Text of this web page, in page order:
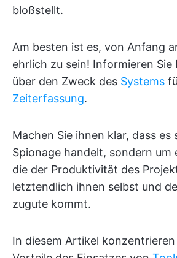
bloßstellt.
Am besten ist es, von Anfang
ehrlich zu sein! Informieren
über den Zweck des Systems
Zeiterfassung.
Machen Sie ihnen klar, dass es
Spionage handelt, sondern um
die der Produktivität des
letztendlich ihnen selbst und
zugute kommt.
In diesem Artikel